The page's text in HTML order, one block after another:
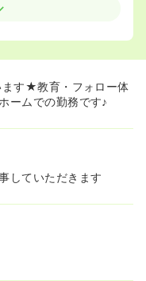
いただけます♪
す★教育・フォロー体
ームでの勤務です♪
していただきます